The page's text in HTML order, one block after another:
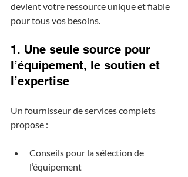
devient votre ressource unique et fiable
pour tous vos besoins.
1. Une seule source pour
l’équipement, le soutien et
l’expertise
Un fournisseur de services complets
propose :
Conseils pour la sélection de
l’équipement